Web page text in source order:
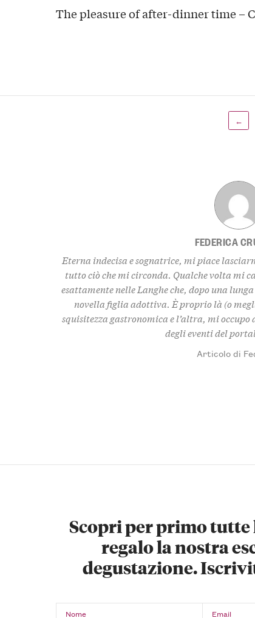
The pleasure of after-dinner time –
←
FEDERICA
Eterna indecisa e sognatrice, mi piace
tutto ciò che mi circonda. Qualche volta mi
esattamente nelle Langhe che, dopo una
novella figlia adottiva. È proprio là (o
squisitezza gastronomica e l’altra, mi
degli eventi del
Articolo di
Scopri per primo tutte
regalo la nostra
degustazione.
Nome Email